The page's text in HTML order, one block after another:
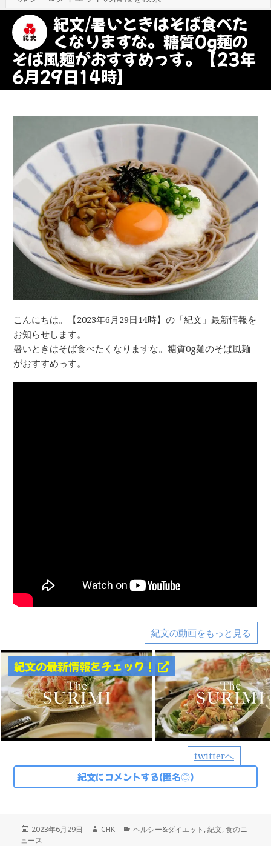
紀文/暑いときはそば食べた
くなりますな。糖質0g麺の
そば風麺がおすすめっす。【23年
6月29日14時】
こんにちは。【2023年6月29日14時】の「紀文」最新情報を
お知らせします。
暑いときはそば食べたくなりますな。糖質0g麺のそば風麺
がおすすめっす。
twitterへ
紀文の動画をもっと見る
紀文の最新情報をチェック！
紀文にコメントする(匿名◎)
投
稿
2023年6月29日
作
CHK
カ
ヘルシー&ダイエット ,紀文,食のニ
ュース